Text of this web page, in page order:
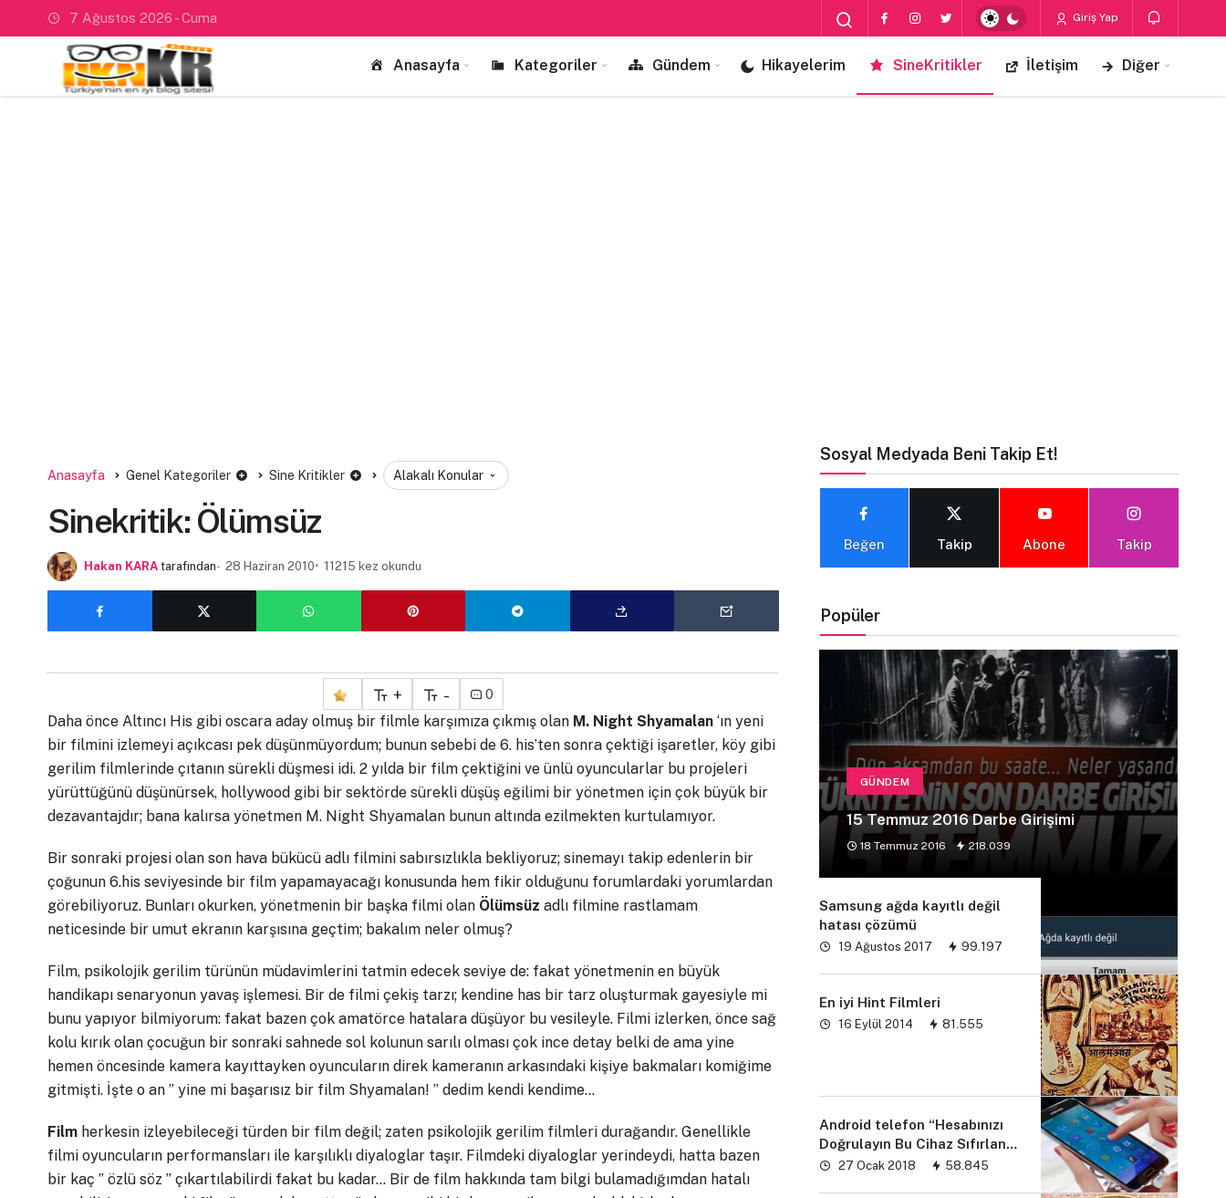
7 Ağustos 2026 - Cuma Giriş Yap
Anasayfa Kategoriler Gündem Hikayelerim SineKritikler İletişim Diğer
Anasayfa Genel Kategoriler Sine Kritikler Alakalı Konular
Sinekritik: Ölümsüz
Hakan KARA tarafından 28 Haziran 2010 11215 kez okundu
+ - 0
Daha önce Altıncı His gibi oscara aday olmuş bir filmle karşımıza çıkmış olan M. Night Shyamalan ‘ın yeni
bir filmini izlemeyi açıkcası pek düşünmüyordum; bunun sebebi de 6. his’ten sonra çektiği işaretler, köy gibi
gerilim filmlerinde çıtanın sürekli düşmesi idi. 2 yılda bir film çektiğini ve ünlü oyuncularlar bu projeleri
yürüttüğünü düşünürsek, hollywood gibi bir sektörde sürekli düşüş eğilimi bir yönetmen için çok büyük bir
dezavantajdır; bana kalırsa yönetmen M. Night Shyamalan bunun altında ezilmekten kurtulamıyor.
Bir sonraki projesi olan son hava bükücü adlı filmini sabırsızlıkla bekliyoruz; sinemayı takip edenlerin bir
çoğunun 6.his seviyesinde bir film yapamayacağı konusunda hem fikir olduğunu forumlardaki yorumlardan
görebiliyoruz. Bunları okurken, yönetmenin bir başka filmi olan Ölümsüz adlı filmine rastlamam
neticesinde bir umut ekranın karşısına geçtim; bakalım neler olmuş?
Film, psikolojik gerilim türünün müdavimlerini tatmin edecek seviye de: fakat yönetmenin en büyük
handikapı senaryonun yavaş işlemesi. Bir de filmi çekiş tarzı; kendine has bir tarz oluşturmak gayesiyle mi
bunu yapıyor bilmiyorum: fakat bazen çok amatörce hatalara düşüyor bu vesileyle. Filmi izlerken, önce sağ
kolu kırık olan çocuğun bir sonraki sahnede sol kolunun sarılı olması çok ince detay belki de ama yine
hemen öncesinde kamera kayıttayken oyuncuların direk kameranın arkasındaki kişiye bakmaları komiğime
gitmişti. İşte o an ” yine mi başarısız bir film Shyamalan! ” dedim kendi kendime…
Film herkesin izleyebileceği türden bir film değil; zaten psikolojik gerilim filmleri durağandır. Genellikle
filmi oyuncuların performansları ile karşılıklı diyaloglar taşır. Filmdeki diyaloglar yerindeydi, hatta bazen
bir kaç ” özlü söz ” çıkartılabilirdi fakat bu kadar… Bir de film hakkında tam bilgi bulamadığımdan hatalı
Sosyal Medyada Beni Takip Et!
Beğen Takip Abone Takip
Popüler
GÜNDEM
15 Temmuz 2016 Darbe Girişimi
18 Temmuz 2016 218.039
Samsung ağda kayıtlı değil
hatası çözümü
19 Ağustos 2017 99.197
En iyi Hint Filmleri
16 Eylül 2014 81.555
Android telefon “Hesabınızı
Doğrulayın Bu Cihaz Sıfırlandı
sorunu” çözümü
27 Ocak 2018 58.845